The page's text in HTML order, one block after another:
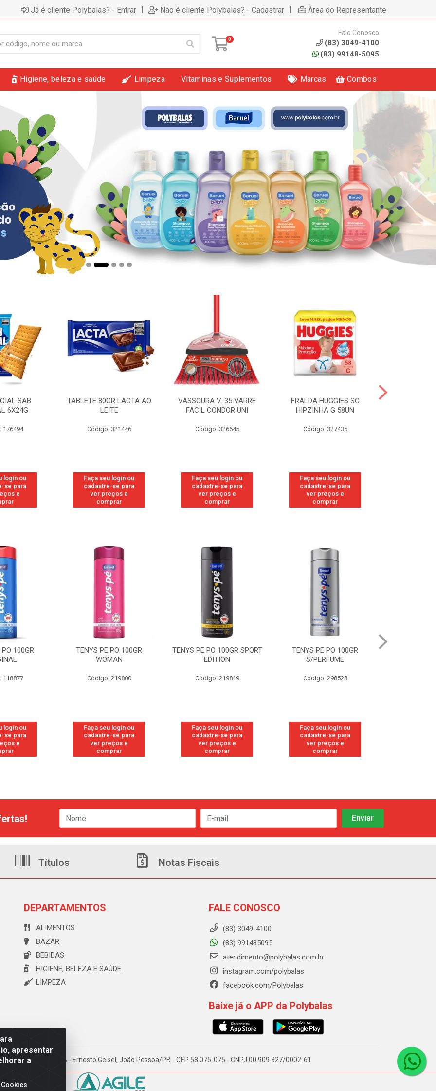
Já é cliente Polybalas? - Entrar | Não é cliente Polybalas? - Cadastrar | Área do Representante
0
Fale Conosco
(83) 3049-4100
(83) 99148-5095
Higiene, beleza e saúde Limpeza Vitaminas e Suplementos Marcas Combos
SAB
6X24G
176494
login ou
se para
e
TABLETE 80GR LACTA AO
LEITE
Código: 321446
Faça seu login ou
cadastre-se para
ver preços e
comprar
VASSOURA V-35 VARRE
FACIL CONDOR UNI
Código: 326645
Faça seu login ou
cadastre-se para
ver preços e
comprar
FRALDA HUGGIES SC
HIPZINHA G 58UN
Código: 327435
Faça seu login ou
cadastre-se para
ver preços e
comprar
100GR
118877
login ou
se para
e
TENYS PE PO 100GR
WOMAN
Código: 219800
Faça seu login ou
cadastre-se para
ver preços e
comprar
TENYS PE PO 100GR SPORT
EDITION
Código: 219819
Faça seu login ou
cadastre-se para
ver preços e
comprar
TENYS PE PO 100GR
S/PERFUME
Código: 298528
Faça seu login ou
cadastre-se para
ver preços e
comprar
apresentar
a
Títulos Notas Fiscais
DEPARTAMENTOS
ALIMENTOS
BAZAR
BEBIDAS
HIGIENE, BELEZA E SAÚDE
LIMPEZA
FALE CONOSCO
(83) 3049-4100
(83) 991485095
atendimento@polybalas.com.br
instagram.com/polybalas
facebook.com/Polybalas
Baixe já o APP da Polybalas
173 Galpão B - Ernesto Geisel, João Pessoa/PB - CEP 58.075-075 - CNPJ 00.909.327/0002-61